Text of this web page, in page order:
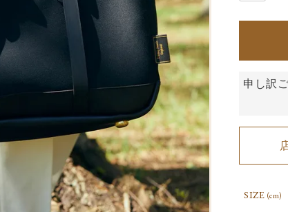
申し訳
SIZE (cm)